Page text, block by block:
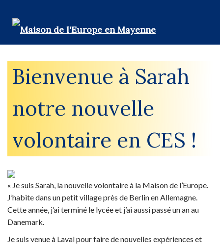
Bienvenue à Sarah
notre nouvelle
volontaire en CES !
« Je suis Sarah, la nouvelle volontaire à la Maison de l’Europe.
J’habite dans un petit village près de Berlin en Allemagne.
Cette année, j’ai terminé le lycée et j’ai aussi passé un an au
Danemark.
Je suis venue à Laval pour faire de nouvelles expériences et